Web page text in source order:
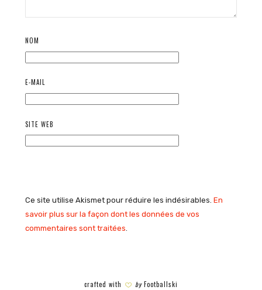
NOM
E-MAIL
SITE WEB
Ce site utilise Akismet pour réduire les indésirables. En
savoir plus sur la façon dont les données de vos
commentaires sont traitées
crafted with byFootballski